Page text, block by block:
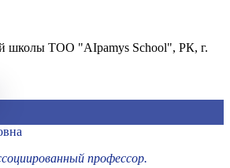
школы ТОО "AIpamys School", РК, г.
профессор.